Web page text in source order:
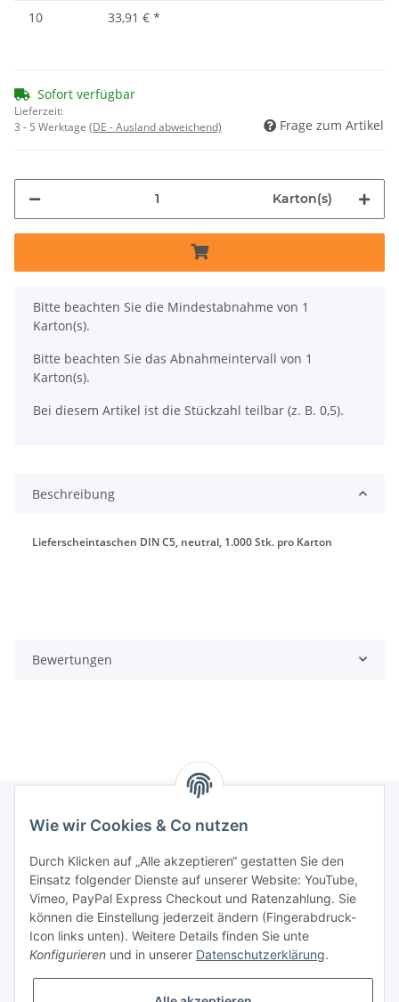
10
33,91 € *
Sofort verfügbar
Lieferzeit:
3 - 5 Werktage (DE - Ausland abweichend) Frage zum Artikel
Karton(s)
x
Bitte beachten Sie die Mindestabnahme von 1
Karton(s).
Bitte beachten Sie das Abnahmeintervall von 1
Karton(s).
Bei diesem Artikel ist die Stückzahl teilbar (z. B. 0,5).
Beschreibung
Lieferscheintaschen DIN C5, neutral, 1.000 Stk. pro Karton
Bewertungen
Gesetzliche Informationen
Vertrag widerrufen
Wie wir Cookies & Co nutzen
Durch Klicken auf „Alle akzeptieren“ gestatten Sie den
Einsatz folgender Dienste auf unserer Website: YouTube,
Vimeo, PayPal Express Checkout und Ratenzahlung. Sie
können die Einstellung jederzeit ändern (Fingerabdruck-
Icon links unten). Weitere Details finden Sie unte
Konfigurieren und in unserer Datenschutzerklärung.